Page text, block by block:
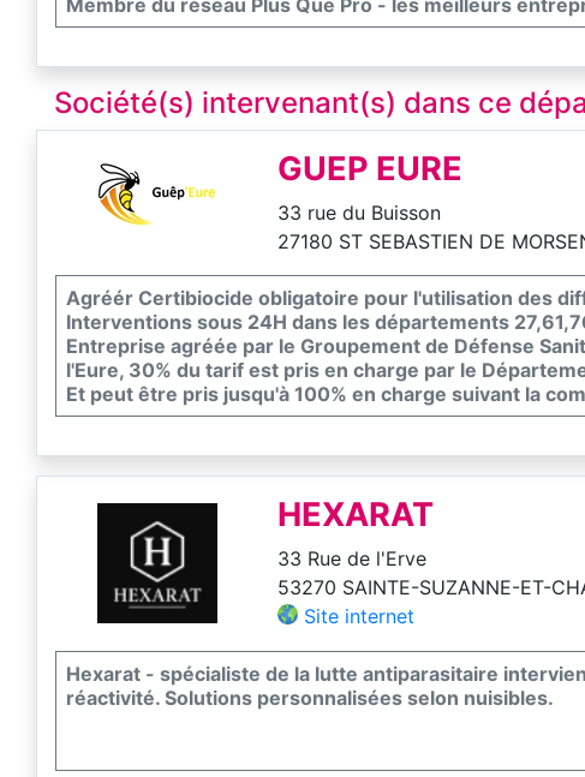
Société(s) intervenant(s) dans ce
GUEP EURE
33 rue du Buisson
27180 ST SEBASTIEN DE
Agréér Certibiocide obligatoire pour l'utilisation des
Interventions sous 24H dans les départements
Entreprise agréée par le Groupement de Défense
l'Eure, 30% du tarif est pris en charge par le
Et peut être pris jusqu'à 100% en charge suivant la
HEXARAT
33 Rue de l'Erve
53270 SAINTE-SUZANNE-ET-
Site internet
Hexarat - spécialiste de la lutte antiparasitaire
réactivité. Solutions personnalisées selon nuisibles.